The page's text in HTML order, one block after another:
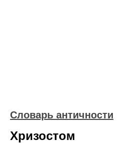
Словарь античности
Хризостом